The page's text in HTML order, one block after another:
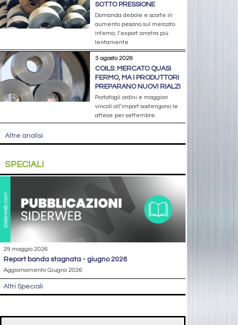
SOTTO PRESSIONE
Domanda debole e scorte in
aumento pesano sul mercato
interno; l’export arretra più
lentamente
3 agosto 2026
COILS: MERCATO QUASI
FERMO, MA I PRODUTTORI
PREPARANO NUOVI RIALZI
Portafogli ordini e maggiori
vincoli all’import sostengono le
attese per settembre
Altre analisi
SPECIALI
29 maggio 2026
report banda stagnata - giugno 2026
Aggiornamento Giugno 2026
Altri Speciali